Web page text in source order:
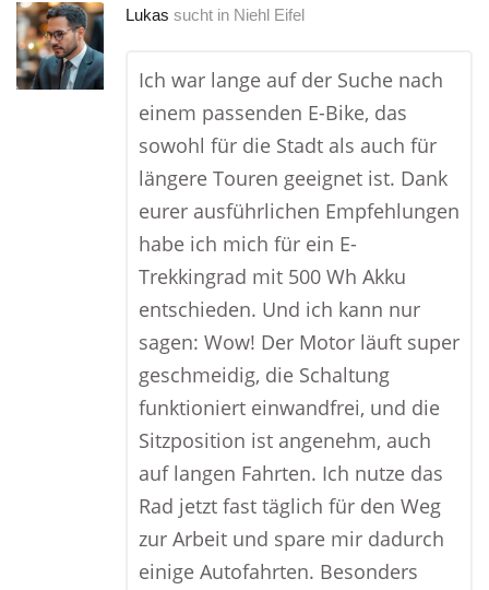
Lukas sucht in Niehl Eifel
Ich war lange auf der Suche nach
einem passenden E-Bike, das
sowohl für die Stadt als auch für
längere Touren geeignet ist. Dank
eurer ausführlichen Empfehlungen
habe ich mich für ein E-
Trekkingrad mit 500 Wh Akku
entschieden. Und ich kann nur
sagen: Wow! Der Motor läuft super
geschmeidig, die Schaltung
funktioniert einwandfrei, und die
Sitzposition ist angenehm, auch
auf langen Fahrten. Ich nutze das
Rad jetzt fast täglich für den Weg
zur Arbeit und spare mir dadurch
einige Autofahrten. Besonders